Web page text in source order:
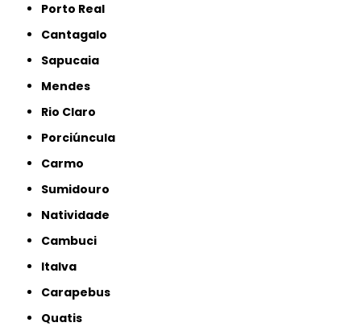
Porto Real
Cantagalo
Sapucaia
Mendes
Rio Claro
Porciúncula
Carmo
Sumidouro
Natividade
Cambuci
Italva
Carapebus
Quatis